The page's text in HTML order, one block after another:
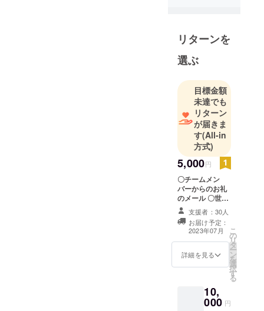
リターンを
選ぶ
目標金額
未達でも
リターン
が届きま
す(All-in
方式)
5,000円
〇チームメン
バーからのお礼
のメール 〇世界
大会活動報告
（メールにて
PDFファイルを
お送りしま
す。）
支援者：30人
お届け予定：
2023年07月
詳細を見る
こ
の
リ
タ
ー
ン
を
選
択
す
る
10,
000 円